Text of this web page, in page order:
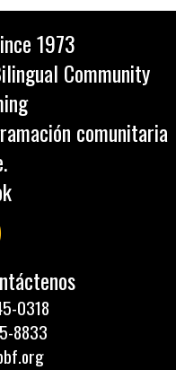
1973
Community
comunitaria
0318
8833